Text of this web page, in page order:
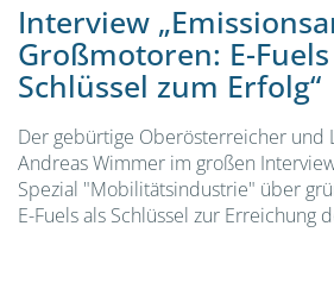
Interview
Großmotoren: E-
Schlüssel zum Erfolg“
Der gebürtige Oberösterreicher und
Andreas Wimmer im großen
Spezial "Mobilitätsindustrie" über
E-Fuels als Schlüssel zur Erreichung